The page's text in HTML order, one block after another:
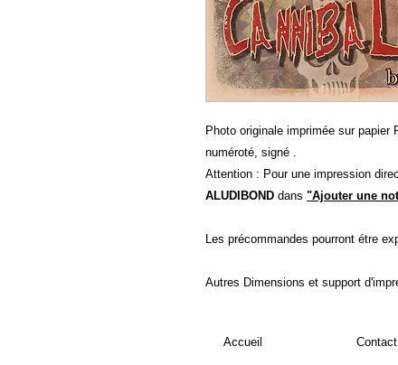
Photo originale imprimée sur
numéroté, signé .
Attention : Pour une impression
ALUDIBOND dans "Ajouter une
Les précommandes pourront étre
Autres Dimensions et support
Accueil Contact